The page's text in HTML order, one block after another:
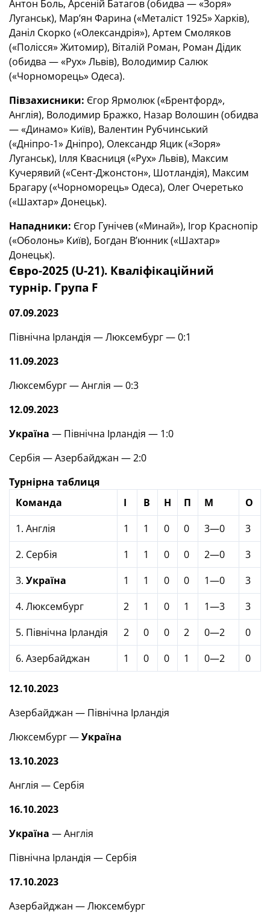
Антон Боль, Арсеній Батагов (обидва — «Зоря»
Луганськ), Мар’ян Фарина («Металіст 1925» Харків),
Даніл Скорко («Олександрія»), Артем Смоляков
(«Полісся» Житомир), Віталій Роман, Роман Дідик
(обидва — «Рух» Львів), Володимир Салюк
(«Чорноморець» Одеса).
Півзахисники: Єгор Ярмолюк («Брентфорд»,
Англія), Володимир Бражко, Назар Волошин (обидва
— «Динамо» Київ), Валентин Рубчинський
(«Дніпро-1» Дніпро), Олександр Яцик («Зоря»
Луганськ), Ілля Квасниця («Рух» Львів), Максим
Кучерявий («Сент-Джонстон», Шотландія), Максим
Брагару («Чорноморець» Одеса), Олег Очеретько
(«Шахтар» Донецьк).
Нападники: Єгор Гунічев («Минай»), Ігор Краснопір
(«Оболонь» Київ), Богдан В’юнник («Шахтар»
Донецьк).
Євро-2025 (U-21). Кваліфікаційний
турнір. Група F
07.09.2023
Північна Ірландія — Люксембург — 0:1
11.09.2023
Люксембург — Англія — 0:3
12.09.2023
Україна — Північна Ірландія — 1:0
Сербія — Азербайджан — 2:0
Турнірна таблиця
Команда
І В Н П М
О
1. Англія
1 1 0 0 3—0
3
2. Сербія
1 1 0 0 2—0
3
3. Україна 1 1 0 0 1—0
3
4. Люксембург
2 1 0 1 1—3
3
5. Північна Ірландія
2 0 0 2 0—2
0
6. Азербайджан
1 0 0 1 0—2 0
12.10.2023
Азербайджан — Північна Ірландія
Люксембург —Україна
13.10.2023
Англія — Сербія
16.10.2023
Україна — Англія
Північна Ірландія — Сербія
17.10.2023
Азербайджан — Люксембург